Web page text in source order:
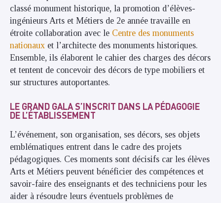
classé monument historique, la promotion d’élèves-
ingénieurs Arts et Métiers de 2e année travaille en
étroite collaboration avec le Centre des monuments
nationaux et l’architecte des monuments historiques.
Ensemble, ils élaborent le cahier des charges des décors
et tentent de concevoir des décors de type mobiliers et
sur structures autoportantes.
LE GRAND GALA S’INSCRIT DANS LA PÉDAGOGIE
DE L’ÉTABLISSEMENT
L’événement, son organisation, ses décors, ses objets
emblématiques entrent dans le cadre des projets
pédagogiques. Ces moments sont décisifs car les élèves
Arts et Métiers peuvent bénéficier des compétences et
savoir-faire des enseignants et des techniciens pour les
aider à résoudre leurs éventuels problèmes de